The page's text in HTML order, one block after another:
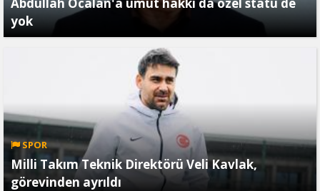
yok
SPOR
Milli Takım Teknik Direktörü Veli Kavlak,
görevinden ayrıldı